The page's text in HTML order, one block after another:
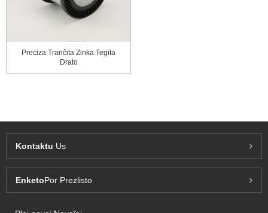
Preciza Tranĉita Zinka Tegita
Drato
Kontaktu Us
EnketoPor Prezlisto